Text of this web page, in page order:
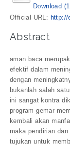
Download
Official URL: http://
Abstract
aman baca
efektif dalam
dengan
bukanlah salah
ini sangat kontra
program gemar
kembali akan
maka pendirian
tujukan untuk